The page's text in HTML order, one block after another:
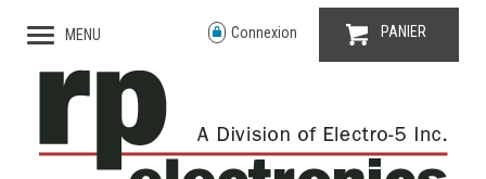
MENU Connexion PANIER